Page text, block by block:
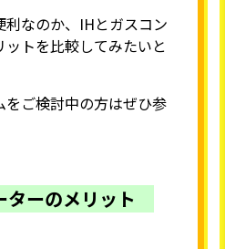
なのか、IHとガスコン
トを比較してみたいと
ご検討中の方はぜひ参
ターのメリット